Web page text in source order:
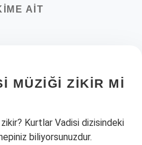
AIT
MÜZIĞI ZIKIR MI
Kurtlar Vadisi dizisindeki
biliyorsunuzdur.